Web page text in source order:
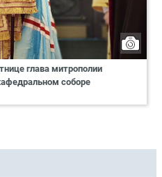
глава митрополии
соборе